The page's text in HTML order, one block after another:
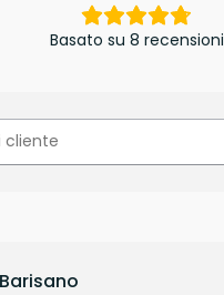
Basato su 8 recensioni